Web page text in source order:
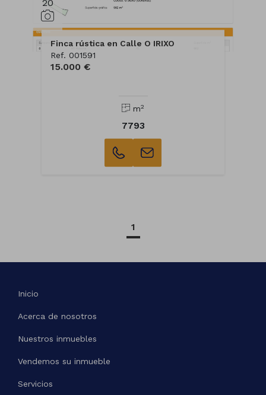
20
Finca rústica en Calle O IRIXO
Ref. 001591
15.000 €
m2
7793
1
Inicio
Acerca de nosotros
Nuestros inmuebles
Vendemos su inmueble
Servicios